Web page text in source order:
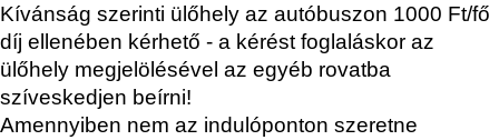
Kívánság szerinti ülőhely az autóbuszon 1000 Ft/fő
díj ellenében kérhető - a kérést foglaláskor az
ülőhely megjelölésével az egyéb rovatba
szíveskedjen beírni!
Amennyiben nem az indulóponton szeretne